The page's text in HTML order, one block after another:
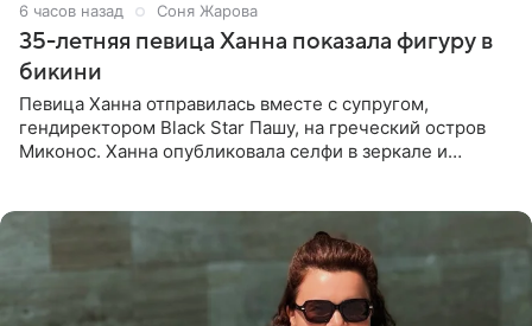
6 часов назад Соня Жарова
35-летняя певица Ханна показала фигуру в
бикини
Певица Ханна отправилась вместе с супругом,
гендиректором Black Star Пашу, на греческий остров
Миконос. Ханна опубликовала селфи в зеркале и